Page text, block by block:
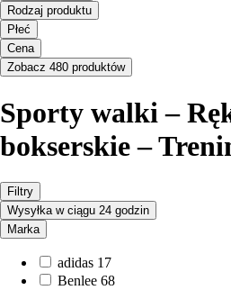
Rodzaj produktu
Płeć
Cena
Zobacz 480 produktów
Sporty walki –
bokserskie –
Filtry
Wysyłka w ciągu 24 godzin
Marka
adidas 17
Benlee 68